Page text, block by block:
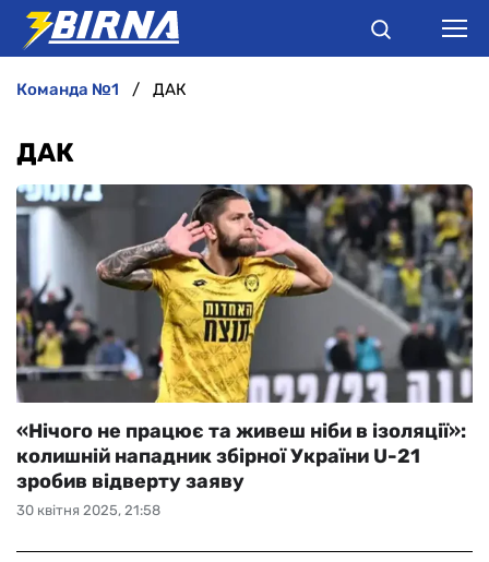
ІНТЕРВ'Ю
РІЗНЕ
БУКМЕКЕРИ
команда №1 ДАК
ДАК
30 квітня 2025, 21:58
«Нічого не працює та живеш ніби в ізоляції»:
колишній нападник збірної України U-21
зробив відверту заяву